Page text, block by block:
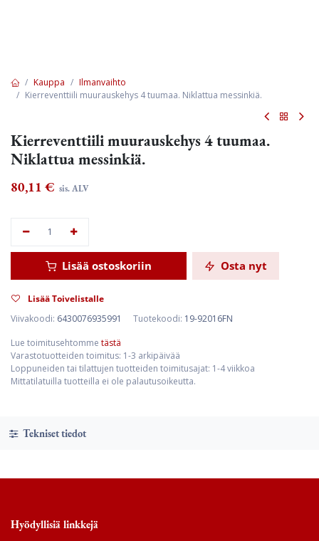
Kauppa
Ilmanvaihto
Kierreventtiili muurauskehys 4 tuumaa. Niklattua messinkiä.
Kierreventtiili muurauskehys 4 tuumaa.
Niklattua messinkiä.
80,11 € sis. ALV
Lisää ostoskoriin Osta nyt
Lisää Toivelistalle
Viivakoodi: 6430076935991 Tuotekoodi: 19-92016FN
Lue toimitusehtomme tästä
Varastotuotteiden toimitus: 1-3 arkipäivää
Loppuneiden tai tilattujen tuotteiden toimitusajat: 1-4 viikkoa
Mittatilatuilla tuotteilla ei ole palautusoikeutta.
Tekniset tiedot
Hyödyllisiä linkkejä